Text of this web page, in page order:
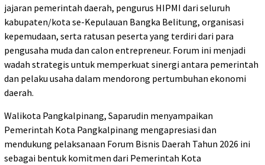
jajaran pemerintah daerah, pengurus HIPMI dari seluruh
kabupaten/kota se-Kepulauan Bangka Belitung, organisasi
kepemudaan, serta ratusan peserta yang terdiri dari para
pengusaha muda dan calon entrepreneur. Forum ini menjadi
wadah strategis untuk memperkuat sinergi antara pemerintah
dan pelaku usaha dalam mendorong pertumbuhan ekonomi
daerah.
Walikota Pangkalpinang, Saparudin menyampaikan
Pemerintah Kota Pangkalpinang mengapresiasi dan
mendukung pelaksanaan Forum Bisnis Daerah Tahun 2026 ini
sebagai bentuk komitmen dari Pemerintah Kota